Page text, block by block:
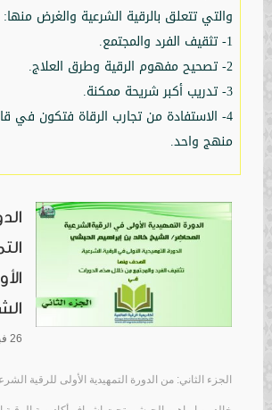
والتي تتعلق بالرقية الشرعية والغرض منها:
1- تثقيف الفرد والمجتمع.
2- تصحيح مفهوم الرقية وطرق العلاج.
3- تدريب أكبر شريحة ممكنة.
4- الاستفادة من ‏تجارب الرقاة فتكون في
منهج واحد.
26 فبراير، 2016
الجزء الثاني: من الدورة التمهيدية الأولى للرقية